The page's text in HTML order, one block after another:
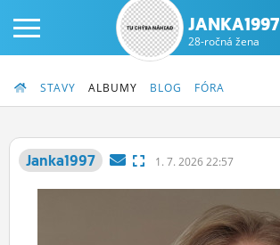
PRIHLÁS SA
JANKA1997
28-ročná žena
STAVY ALBUMY BLOG FÓRA
Janka1997 1. 7. 2026 22:57